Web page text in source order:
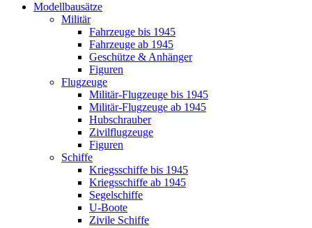
Modellbausätze
Militär
Fahrzeuge bis 1945
Fahrzeuge ab 1945
Geschütze & Anhänger
Figuren
Flugzeuge
Militär-Flugzeuge bis 1945
Militär-Flugzeuge ab 1945
Hubschrauber
Zivilflugzeuge
Figuren
Schiffe
Kriegsschiffe bis 1945
Kriegsschiffe ab 1945
Segelschiffe
U-Boote
Zivile Schiffe